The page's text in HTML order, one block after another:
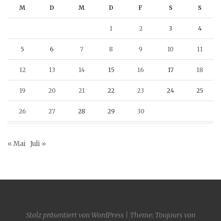
M D M D F S S
1 2 3 4
5 6 7 8 9 10 11
12 13 14 15 16 17 18
19 20 21 22 23 24 25
26 27 28 29 30
« Mai Juli »
Stolz präsentiert von WordPress Theme: Toujours von